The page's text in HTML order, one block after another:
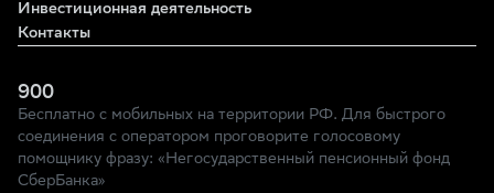
Инвестиционная деятельность
Контакты
900
Бесплатно с мобильных на территории РФ. Для быстрого
соединения с оператором проговорите голосовому
помощнику фразу: «Негосударственный пенсионный фонд
СберБанка»